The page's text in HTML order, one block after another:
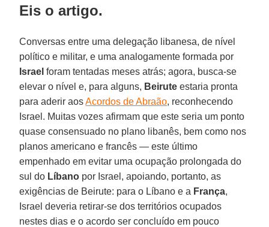
Eis o artigo.
Conversas entre uma delegação libanesa, de nível
político e militar, e uma analogamente formada por
Israel foram tentadas meses atrás; agora, busca-se
elevar o nível e, para alguns, Beirute estaria pronta
para aderir aosAcordos de Abraão, reconhecendo
Israel. Muitas vozes afirmam que este seria um ponto
quase consensuado no plano libanês, bem como nos
planos americano e francês — este último
empenhado em evitar uma ocupação prolongada do
sul do Líbano por Israel, apoiando, portanto, as
exigências de Beirute: para o Líbano e a França,
Israel deveria retirar-se dos territórios ocupados
nestes dias e o acordo ser concluído em pouco